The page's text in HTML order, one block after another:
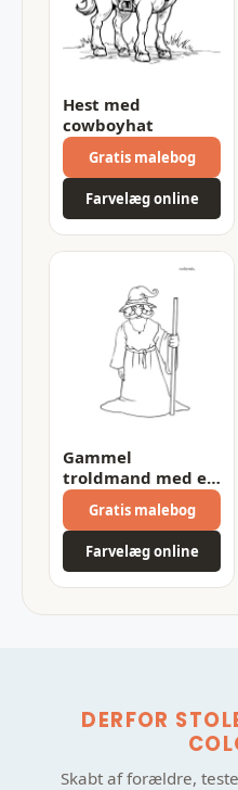
Hest med
cowboyhat
Gratis malebog
Farvelæg online
Gammel
troldmand med en
stav
Gratis malebog
Farvelæg online
DERFOR
Skabt af forældre,